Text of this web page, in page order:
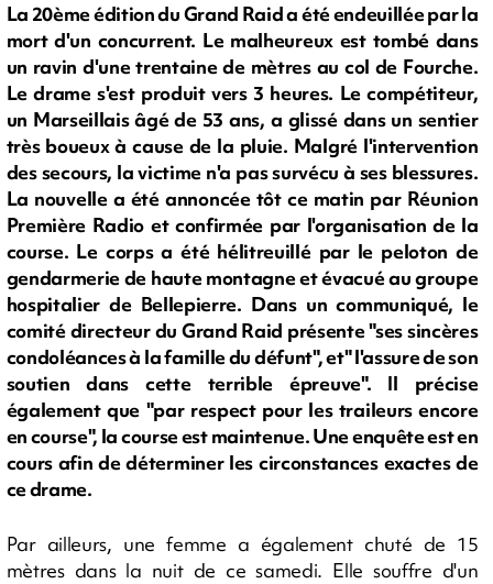
La 20ème édition du Grand Raid a été endeuillée par la
mort d'un concurrent. Le malheureux est tombé dans
un ravin d'une trentaine de mètres au col de Fourche.
Le drame s'est produit vers 3 heures. Le compétiteur,
un Marseillais âgé de 53 ans, a glissé dans un sentier
très boueux à cause de la pluie. Malgré l'intervention
des secours, la victime n'a pas survécu à ses blessures.
La nouvelle a été annoncée tôt ce matin par Réunion
Première Radio et confirmée par l'organisation de la
course. Le corps a été hélitreuillé par le peloton de
gendarmerie de haute montagne et évacué au groupe
hospitalier de Bellepierre. Dans un communiqué, le
comité directeur du Grand Raid présente "ses sincères
condoléances à la famille du défunt", et" l'assure de son
soutien dans cette terrible épreuve". Il précise
également que "par respect pour les traileurs encore
en course", la course est maintenue. Une enquête est en
cours afin de déterminer les circonstances exactes de
ce drame.
Par ailleurs, une femme a également chuté de 15
mètres dans la nuit de ce samedi. Elle souffre d'un